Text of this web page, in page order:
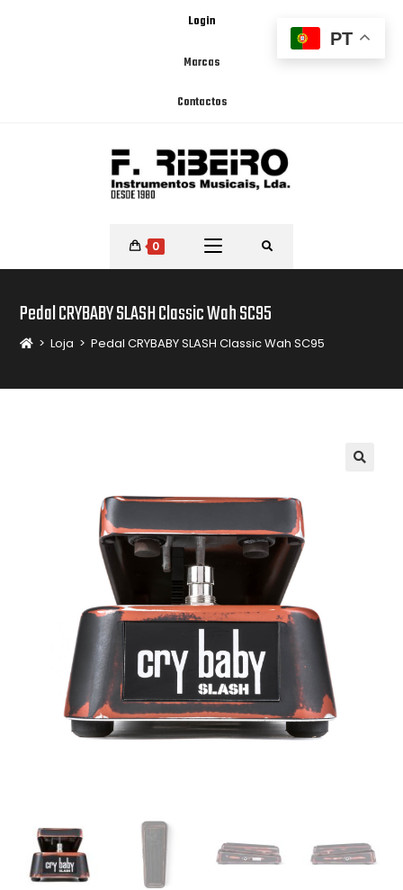
Login
Marcas
Contactos
0
Pedal CRYBABY SLASH Classic Wah SC95
> Loja > Pedal CRYBABY SLASH Classic Wah SC95
PT